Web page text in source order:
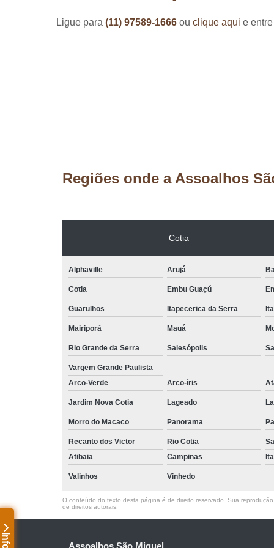
Ligue para (11) 97589-1666 ou clique aqui e
Regiões onde a Assoalhos
Cotia
Alphaville Arujá
Cotia Embu Guaçú
Guarulhos Itapecerica da Serra
Mairiporã Mauá
Rio Grande da Serra Salesópolis
Vargem Grande Paulista
Arco-Verde
Arco-íris
Jardim Nova Cotia Lageado
Morro do Macaco Panorama
Recanto dos Victor Rio Cotia
Atibaia
Campinas
Valinhos Vinhedo
O conteúdo do texto desta página é de direito reservado. Sua
de direitos autorais
Assoalhos São Miguel